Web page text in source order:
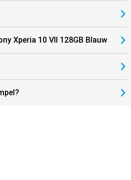
Xperia 10 VII 128GB Blauw